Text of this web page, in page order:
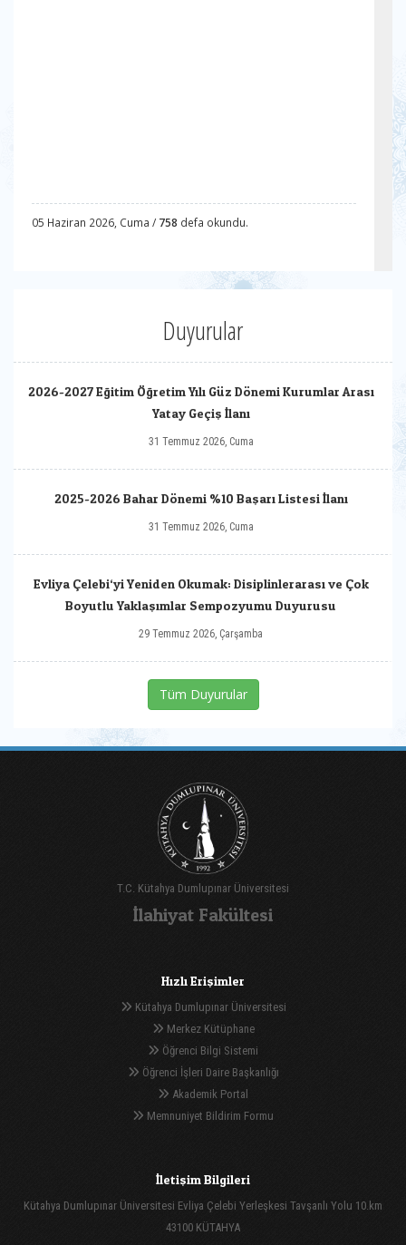
05 Haziran 2026, Cuma / 758 defa okundu.
Duyurular
2026-2027 Eğitim Öğretim Yılı Güz Dönemi Kurumlar Arası
Yatay Geçiş İlanı
31 Temmuz 2026, Cuma
2025-2026 Bahar Dönemi %10 Başarı Listesi İlanı
31 Temmuz 2026, Cuma
Evliya Çelebi‘yi Yeniden Okumak: Disiplinlerarası ve Çok
Boyutlu Yaklaşımlar Sempozyumu Duyurusu
29 Temmuz 2026, Çarşamba
Tüm Duyurular
T.C. Kütahya Dumlupınar Üniversitesi
İlahiyat Fakültesi
Hızlı Erişimler
Kütahya Dumlupınar Üniversitesi
Merkez Kütüphane
Öğrenci Bilgi Sistemi
Öğrenci İşleri Daire Başkanlığı
Akademik Portal
Memnuniyet Bildirim Formu
İletişim Bilgileri
Kütahya Dumlupınar Üniversitesi Evliya Çelebi Yerleşkesi Tavşanlı Yolu 10.km
43100 KÜTAHYA